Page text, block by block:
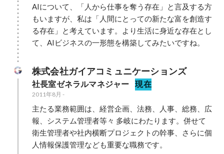
AIについて、「人から仕事を奪う存在」と言及する方
もいますが、私は「人間にとっての新たな富を創造す
る存在」と考えています。より生活に身近な存在とし
て、AIビジネスの一形態を構築してみたいですね。
株式会社ガイアコミュニケーションズ
社長室ゼネラルマネジャー 現在
2011年8月 -
主たる業務範囲は、経営企画、法務、人事、総務、広
報、システム管理者等々 多岐にわたります。併せて
衛生管理者や社内横断プロジェクトの幹事、さらに個
人情報保護管理なども重要な職務です。